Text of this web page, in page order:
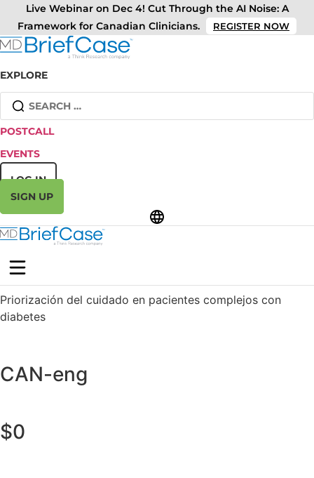
content
Live Webinar on Dec 4! Cut Through the AI Noise: A
Framework for Canadian Clinicians.
REGISTER NOW
EXPLORE
Search
for:
POSTCALL
EVENTS
LOG IN
SIGN UP
Priorización del cuidado en pacientes complejos con
diabetes
CAN-eng
$0